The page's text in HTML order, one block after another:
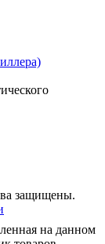
защищены.
на данном